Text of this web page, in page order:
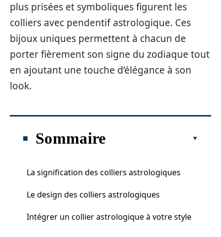
plus prisées et symboliques figurent les
colliers avec pendentif astrologique. Ces
bijoux uniques permettent à chacun de
porter fièrement son signe du zodiaque tout
en ajoutant une touche d’élégance à son
look.
Sommaire
La signification des colliers astrologiques
Le design des colliers astrologiques
Intégrer un collier astrologique à votre style